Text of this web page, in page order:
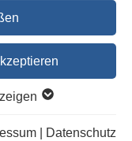
Datenschutz